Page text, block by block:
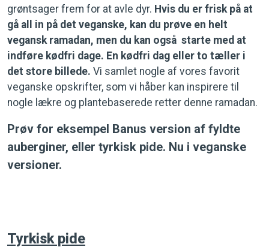
grøntsager frem for at avle dyr. Hvis du er frisk på at
gå all in på det veganske, kan du prøve en helt
vegansk ramadan, men du kan også starte med at
indføre kødfri dage. En kødfri dag eller to tæller i
det store billede. Vi samlet nogle af vores favorit
veganske opskrifter, som vi håber kan inspirere til
nogle lækre og plantebaserede retter denne ramadan.
Prøv for eksempel Banus version af fyldte
auberginer, eller tyrkisk pide. Nu i veganske
versioner.
Tyrkisk pide